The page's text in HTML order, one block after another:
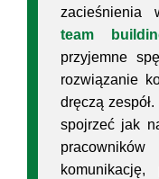
team
przyjemne
rozwiązanie
dręczą
spojrzeć jak
komunikację,